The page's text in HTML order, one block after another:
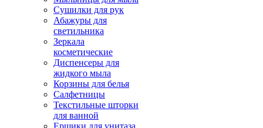
Сушилки для рук
Абажуры для
светильника
Зеркала
косметические
Диспенсеры для
жидкого мыла
Корзины для белья
Салфетницы
Текстильные шторки
для ванной
Ершики для унитаза